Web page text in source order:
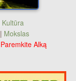
Kultūra
| Mokslas
Paremkite Alką